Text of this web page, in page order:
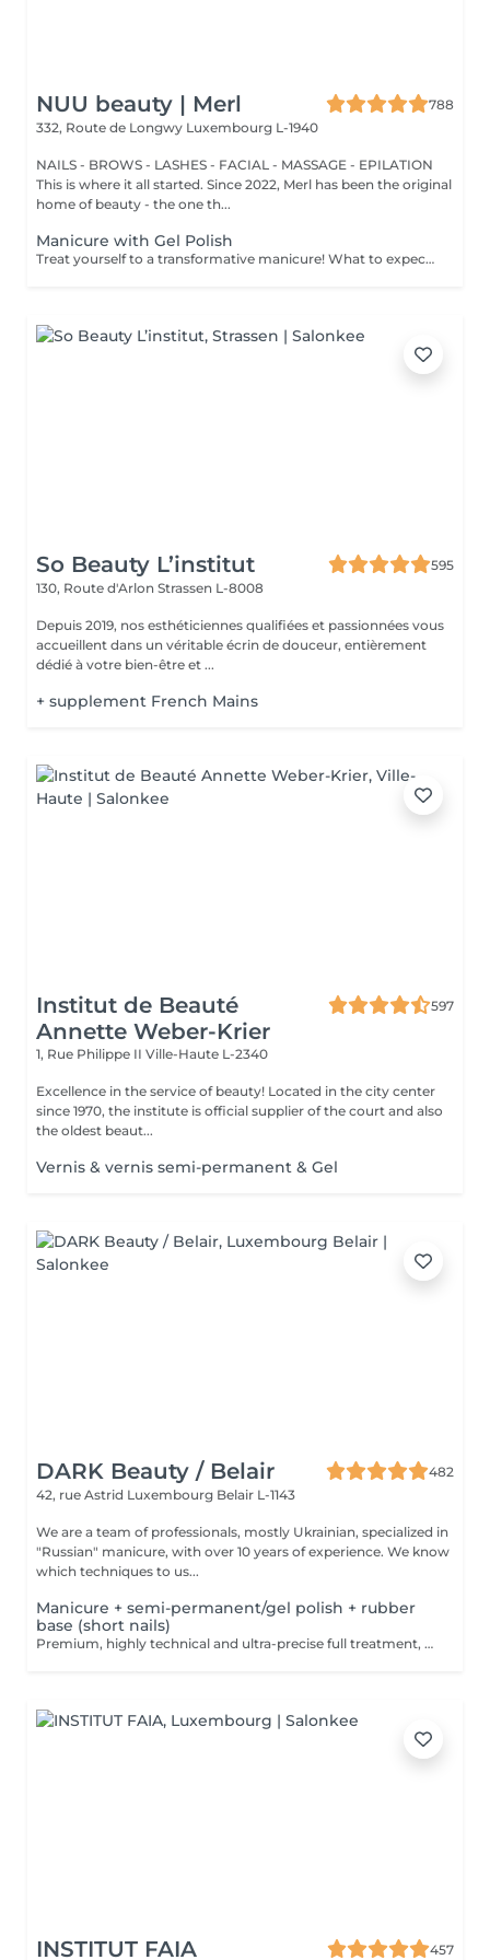
NUU beauty | Merl
788
332, Route de Longwy Luxembourg L-1940
NAILS - BROWS - LASHES - FACIAL - MASSAGE - EPILATION
This is where it all started. Since 2022, Merl has been the original
home of beauty - the one th...
Manicure with Gel Polish
Treat yourself to a transformative manicure! What to expect: - old polish is removed as a bonus - rough skin is removed - nails are shaped - cuticles and side ridges are polished - reinforcement is performed if chosen - semi-permanent polish is applied - cuticle oil and hand cream are applied Age: 16+ Frequency: every 3 weeks for best results. *Removal of old semi-permanent polish is included with the manicure. If you want a separate removal appointment, we charge €20 for the careful process that protects your nails. For the manicure, we leave a thin layer of old polish under the new layer to enhance the durability of the semi-permanent polish. *Please note that if semipermanent nail polish without manicure is chosen, rough skin, cuticle and side ridges won't be removed.
So Beauty L’institut
595
130, Route d'Arlon Strassen L-8008
Depuis 2019, nos esthéticiennes qualifiées et passionnées vous
accueillent dans un véritable écrin de douceur, entièrement
dédié à votre bien-être et ...
+ supplement French Mains
Institut de Beauté
Annette Weber-Krier
597
1, Rue Philippe II Ville-Haute L-2340
Excellence in the service of beauty! Located in the city center
since 1970, the institute is official supplier of the court and also
the oldest beaut...
Vernis & vernis semi-permanent & Gel
DARK Beauty / Belair
482
42, rue Astrid Luxembourg Belair L-1143
We are a team of professionals, mostly Ukrainian, specialized in
"Russian" manicure, with over 10 years of experience. We know
which techniques to us...
Manicure + semi-permanent/gel polish + rubber
base (short nails)
Premium, highly technical and ultra-precise full treatment, performed mainly with an e-file to achieve a perfectly clean nail contour and apply the polish as close as possible, even slightly under the cuticle. This technique helps visually delay the regrowth by around 10 days. Visual result: -Extremely well-groomed nails, clean contours, flawless shape -Instagram / photo studio effect: neat, precise, with no visible dry skin We also include a base coat, recommended for short nails in good condition. A perfect solution for flawless and long-lasting nails: -The average durability is 4 weeks!! Service content -> 80€ : -Removal of old semi-permanent and/or gel (if needed, already include in this price/service) -Very meticulous preparation of the nail plate -Removal of dead skin -Shape and file nails -Gentle cuticle care -Rubber base -Application of semi-permanent nail polish -Application of cuticle oil and hand cream Optional : -Price per nail extension on up to 5 nails (if so please book "WITH simple design") +3€/nail -Price per nail for nail art on up to 5 nails (if so please book "WITH simple design") +3€/nail -Price for simple design (French, Chrome, Baby Boomer, Cat Eyes, Stickers, Foil) 6-10 nails -> +20€ -Price for complex design (3D, Hand drawings, Stamping, French with Chrome, Baby Boomer with Chrome, French with Cat Eyes) 6-10 nails -> +30€
INSTITUT FAIA
457